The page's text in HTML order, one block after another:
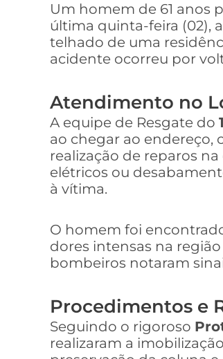
Um homem de 61 anos
última quinta-feira (02),
telhado de uma
acidente ocorreu por
Atendimento no
A equipe de Resgate do
ao chegar ao endereço,
realização de reparos
elétricos ou
à vítima.
O homem foi
dores intensas na
bombeiros notaram
Procedimentos e
Seguindo o rigoroso
realizaram a